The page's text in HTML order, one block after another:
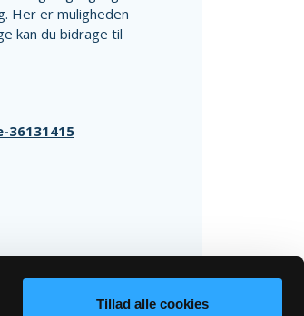
Tillad alle cookies
Her er muligheden
kan du bidrage til